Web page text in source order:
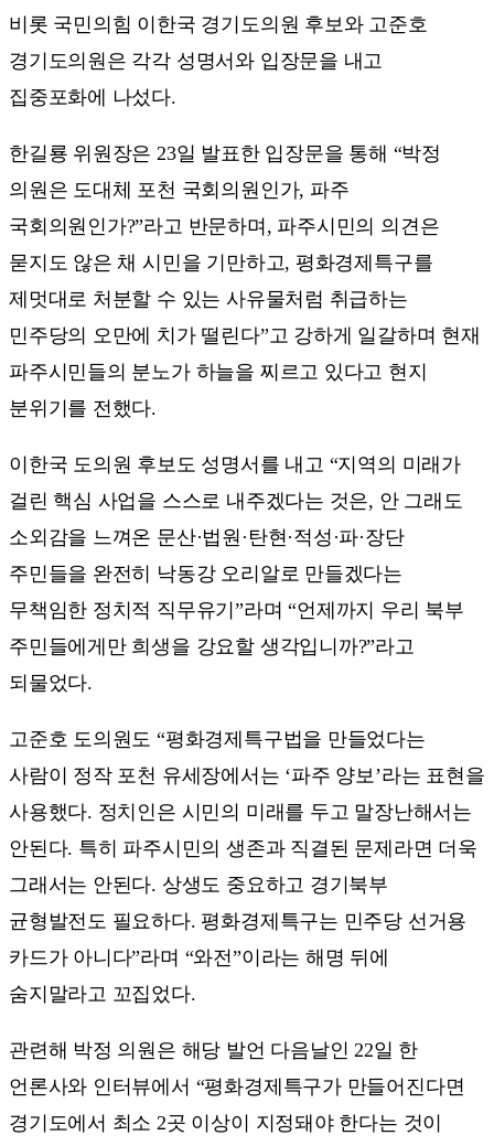
비롯 국민의힘 이한국 경기도의원 후보와 고준호
경기도의원은 각각 성명서와 입장문을 내고
집중포화에 나섰다.
한길룡 위원장은 23일 발표한 입장문을 통해 “박정
의원은 도대체 포천 국회의원인가, 파주
국회의원인가?”라고 반문하며, 파주시민의 의견은
묻지도 않은 채 시민을 기만하고, 평화경제특구를
제멋대로 처분할 수 있는 사유물처럼 취급하는
민주당의 오만에 치가 떨린다”고 강하게 일갈하며 현재
파주시민들의 분노가 하늘을 찌르고 있다고 현지
분위기를 전했다.
이한국 도의원 후보도 성명서를 내고 “지역의 미래가
걸린 핵심 사업을 스스로 내주겠다는 것은, 안 그래도
소외감을 느껴온 문산·법원·탄현·적성·파·장단
주민들을 완전히 낙동강 오리알로 만들겠다는
무책임한 정치적 직무유기”라며 “언제까지 우리 북부
주민들에게만 희생을 강요할 생각입니까?”라고
되물었다.
고준호 도의원도 “평화경제특구법을 만들었다는
사람이 정작 포천 유세장에서는 ‘파주 양보’라는 표현을
사용했다. 정치인은 시민의 미래를 두고 말장난해서는
안된다. 특히 파주시민의 생존과 직결된 문제라면 더욱
그래서는 안된다. 상생도 중요하고 경기북부
균형발전도 필요하다. 평화경제특구는 민주당 선거용
카드가 아니다”라며 “와전”이라는 해명 뒤에
숨지말라고 꼬집었다.
관련해 박정 의원은 해당 발언 다음날인 22일 한
언론사와 인터뷰에서 “평화경제특구가 만들어진다면
경기도에서 최소 2곳 이상이 지정돼야 한다는 것이